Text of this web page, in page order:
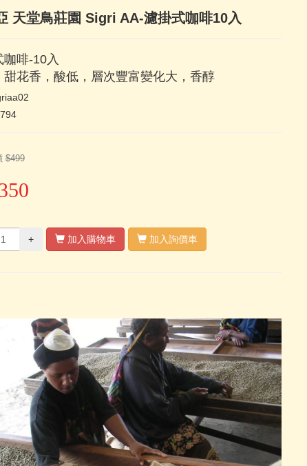
天堂鳥莊園 Sigri AA-濾掛式咖啡10入
咖啡-10入
甜花香，酸低，層次豐富變化大，香醇
$499
+ 加入購物車 加入詢價車